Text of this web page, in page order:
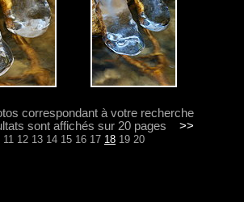
correspondant à votre recherche
sont affichés sur 20 pages >>
11 12 13 14 15 16 17 18 19 20